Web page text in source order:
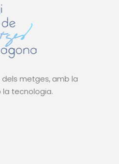
metges, amb la
tecnologia.